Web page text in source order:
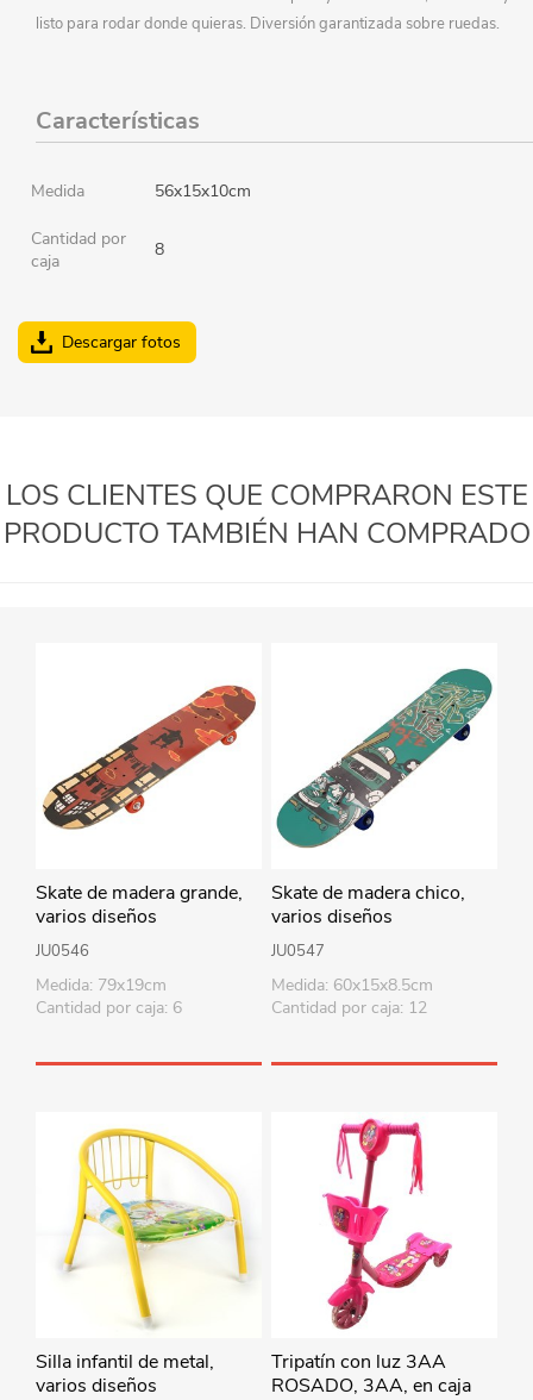
listo para rodar donde quieras. Diversión garantizada sobre ruedas.
Características
Medida 56x15x10cm
Cantidad por
caja
8
Descargar fotos
LOS CLIENTES QUE COMPRARON ESTE
PRODUCTO TAMBIÉN HAN COMPRADO
Skate de madera grande,
varios diseños
JU0546
Medida: 79x19cm
Cantidad por caja: 6
Skate de madera chico,
varios diseños
JU0547
Medida: 60x15x8.5cm
Cantidad por caja: 12
Silla infantil de metal,
varios diseños
Tripatín con luz 3AA
ROSADO, 3AA, en caja